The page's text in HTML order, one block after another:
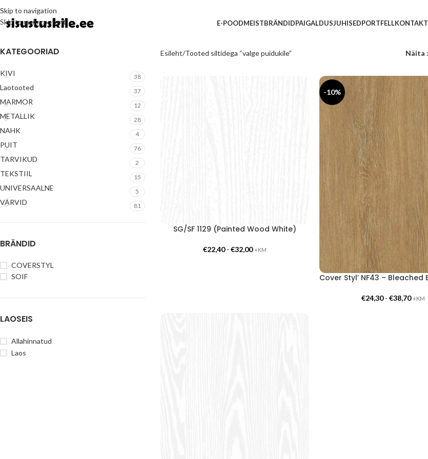
Skip to navigation
Skip to main content
E-POODMEISTBRÄNDIDPAIGALDUSJUHISEDPORTFELLKONTAKT
KATEGOORIAD
KIVI 38
Laotooted 37
MARMOR 12
METALLIK 28
NAHK 4
PUIT 76
TARVIKUD 2
TEKSTIIL 15
UNIVERSAALNE 5
VÄRVID 81
BRÄNDID
COVERSTYL
SOIF
LAOSEIS
Allahinnatud
Laos
Esileht Tooted siltidega “valge puidukile” Näita
SG/SF 1129 (Painted Wood White)
€22,40- €32,00 +KM
-10%
€24,30-€38,70 +KM